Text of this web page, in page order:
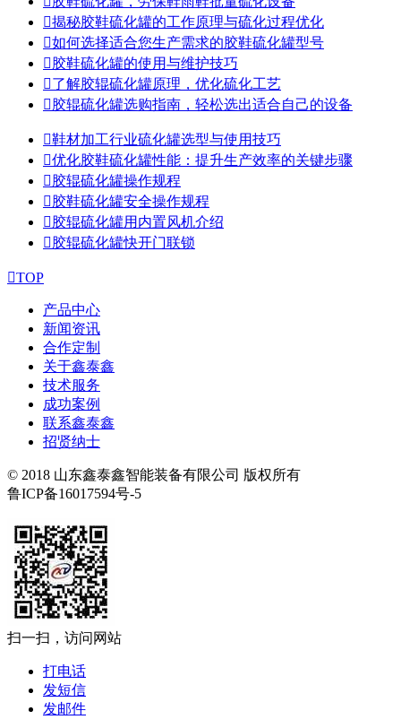
揭秘胶鞋硫化罐的工作原理与硫化过程优化
如何选择适合您生产需求的胶鞋硫化罐型号
胶鞋硫化罐的使用与维护技巧
了解胶辊硫化罐原理，优化硫化工艺
胶辊硫化罐选购指南，轻松选出适合自己的设备
鞋材加工行业硫化罐选型与使用技巧
优化胶鞋硫化罐性能：提升生产效率的关键步骤
胶辊硫化罐操作规程
胶鞋硫化罐安全操作规程
胶辊硫化罐用内置风机介绍
胶辊硫化罐快开门联锁
TOP
产品中心
新闻资讯
合作定制
关于鑫泰鑫
技术服务
成功案例
联系鑫泰鑫
招贤纳士
© 2018 山东鑫泰鑫智能装备有限公司 版权所有
鲁ICP备16017594号-5
扫一扫，访问网站
打电话
发短信
发邮件